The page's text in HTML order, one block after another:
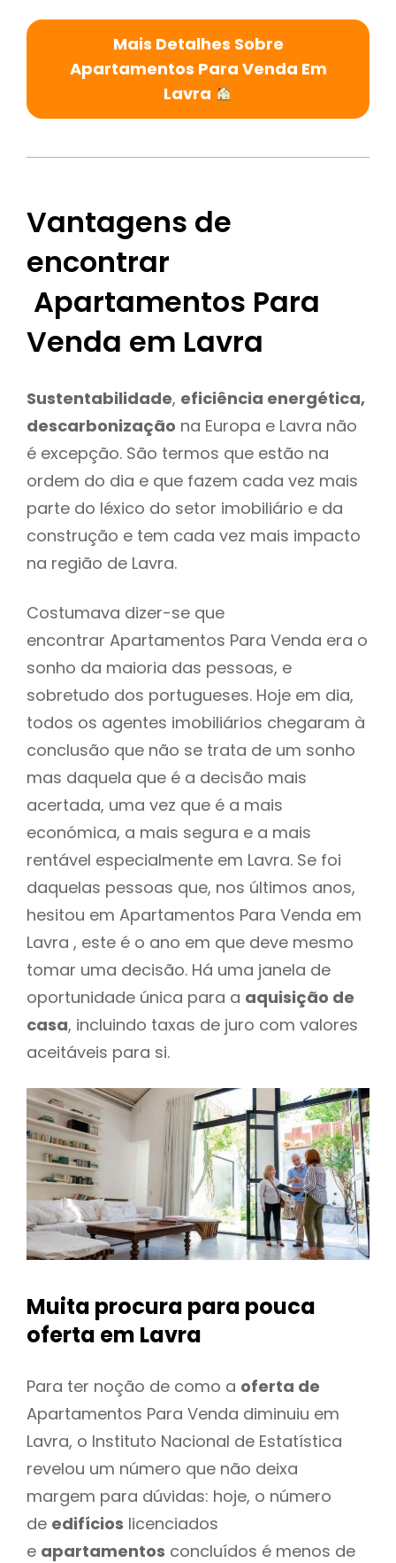
Mais Detalhes Sobre
Apartamentos Para Venda Em
Lavra
Vantagens de
encontrar
Apartamentos Para
Venda em Lavra
Sustentabilidade, eficiência energética,
descarbonização na Europa e Lavra não
é excepção. São termos que estão na
ordem do dia e que fazem cada vez mais
parte do léxico do setor imobiliário e da
construção e tem cada vez mais impacto
na região de Lavra.
Costumava dizer-se que
encontrar Apartamentos Para Venda era o
sonho da maioria das pessoas, e
sobretudo dos portugueses. Hoje em dia,
todos os agentes imobiliários chegaram à
conclusão que não se trata de um sonho
mas daquela que é a decisão mais
acertada, uma vez que é a mais
económica, a mais segura e a mais
rentável especialmente em Lavra. Se foi
daquelas pessoas que, nos últimos anos,
hesitou em Apartamentos Para Venda em
Lavra , este é o ano em que deve mesmo
tomar uma decisão. Há uma janela de
oportunidade única para a aquisição de
casa, incluindo taxas de juro com valores
aceitáveis para si.
Muita procura para pouca
oferta em Lavra
Para ter noção de como a oferta de
Apartamentos Para Venda diminuiu em
Lavra, o Instituto Nacional de Estatística
revelou um número que não deixa
margem para dúvidas: hoje, o número
de edifícios licenciados
e apartamentos concluídos é menos de